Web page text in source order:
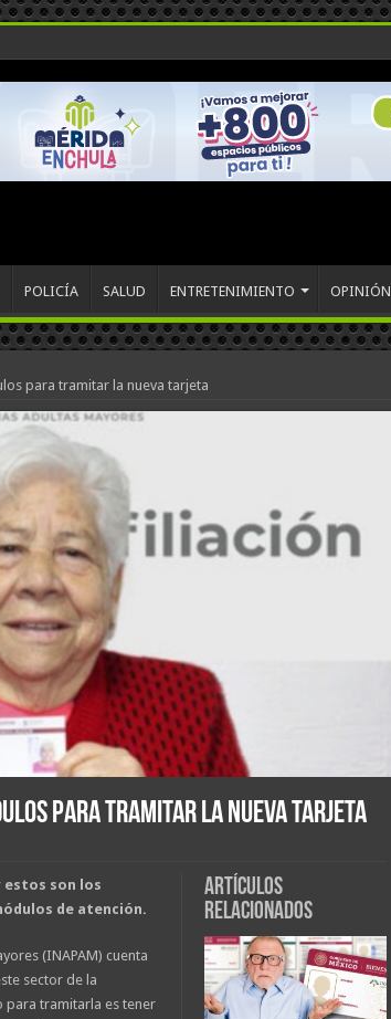
POLICÍA SALUD ENTRETENIMIENTO OPINIÓN
para tramitar la nueva tarjeta
para tramitar la nueva tarjeta
Artículos
relacionados
estos son los
de atención.
(INAPAM) cuenta
sector de la
para tramitarla es tener